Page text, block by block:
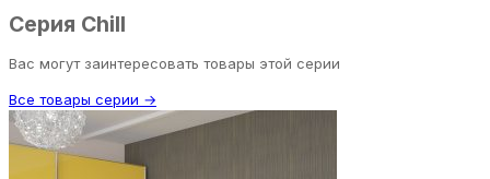
Серия Chill
Вас могут заинтересовать товары этой серии
Все товары серии →